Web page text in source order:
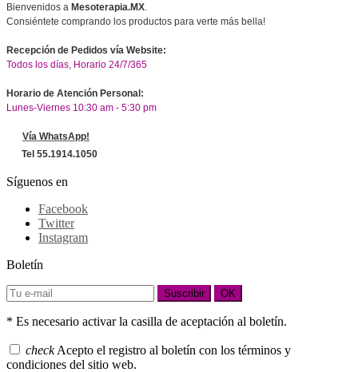
Bienvenidos a Mesoterapia.MX
Consiéntete comprando los productos para verte más bella!
Recepción de Pedidos vía Website:
Todos los días, Horario 24/7/365
Horario de Atención Personal:
Lunes-Viernes 10:30 am - 5:30 pm
Vía WhatsApp!
Tel 55.1914.1050
Síguenos en
Facebook
Twitter
Instagram
Boletín
Suscribir OK
* Es necesario activar la casilla de aceptación al boletín.
check Acepto el registro al boletín con los términos y
condiciones del sitio web.